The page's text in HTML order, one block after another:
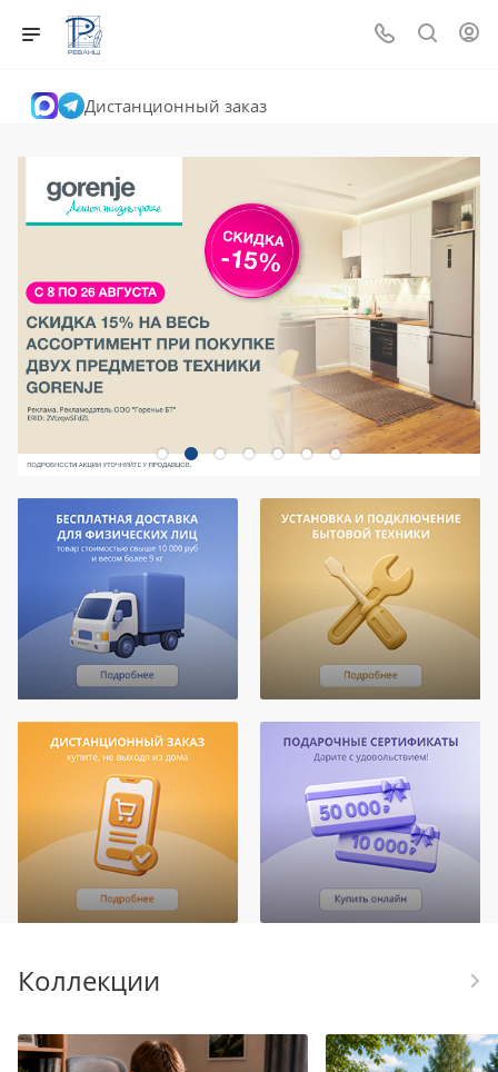
Дистанционный заказ
Коллекции